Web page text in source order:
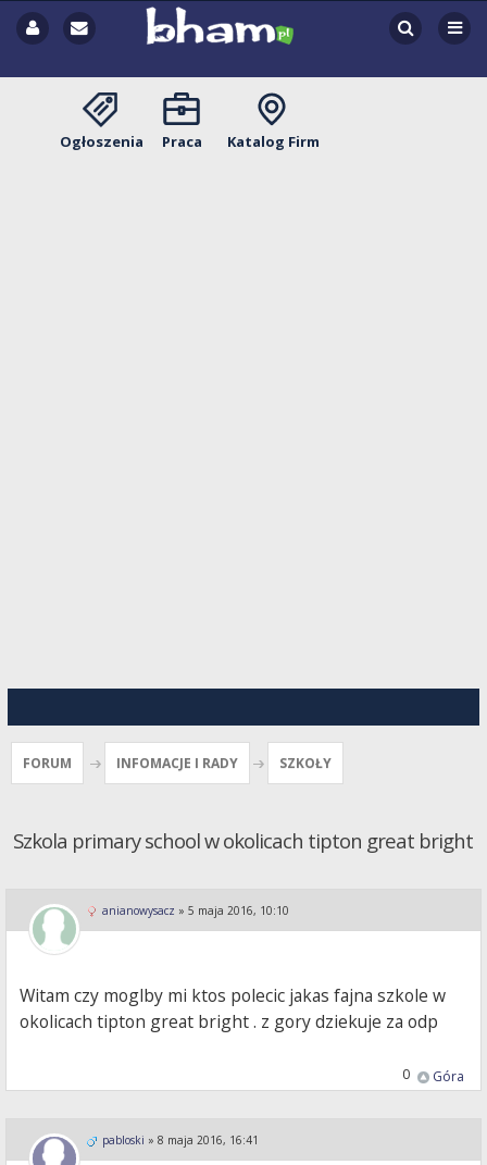
Ogłoszenia Praca Katalog Firm
FORUM INFOMACJE I RADY SZKOŁY
Szkola primary school w okolicach tipton great bright
anianowysacz » 5 maja 2016, 10:10
Witam czy moglby mi ktos polecic jakas fajna szkole w
okolicach tipton great bright . z gory dziekuje za odp
Góra
0
pabloski » 8 maja 2016, 16:41